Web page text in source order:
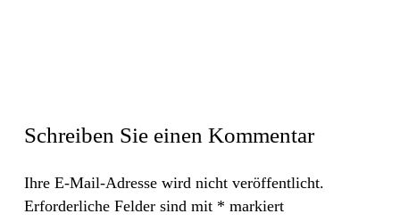
Schreiben Sie einen Kommentar
Ihre E-Mail-Adresse wird nicht veröffentlicht.
Erforderliche Felder sind mit * markiert